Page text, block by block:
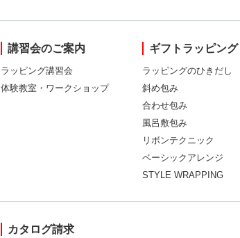
講習会のご案内
ラッピング講習会
体験教室・ワークショップ
ギフトラッピング
ラッピングのひきだし
斜め包み
合わせ包み
風呂敷包み
リボンテクニック
ベーシックアレンジ
STYLE WRAPPING
カタログ請求